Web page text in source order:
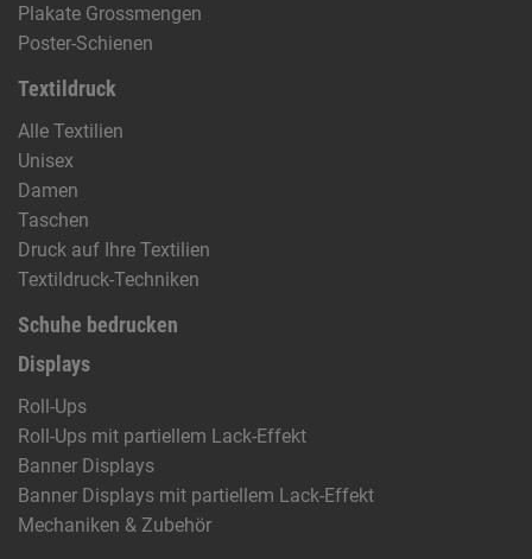
Plakate Grossmengen
Poster-Schienen
Textildruck
Alle Textilien
Unisex
Damen
Taschen
Druck auf Ihre Textilien
Textildruck-Techniken
Schuhe bedrucken
Displays
Roll-Ups
Roll-Ups mit partiellem Lack-Effekt
Banner Displays
Banner Displays mit partiellem Lack-Effekt
Mechaniken & Zubehör